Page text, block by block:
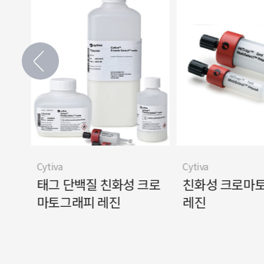
Cytiva
태그 단백질 친화성 크로
마토그래피 레진
Cytiva
친화성 크로마
레진